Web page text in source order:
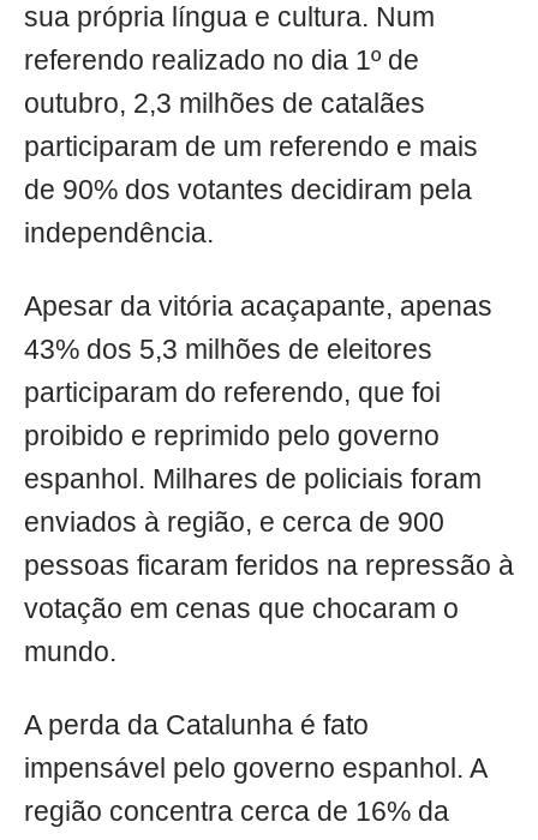
sua própria língua e cultura. Num
referendo realizado no dia 1º de
outubro, 2,3 milhões de catalães
participaram de um referendo e mais
de 90% dos votantes decidiram pela
independência.
Apesar da vitória acaçapante, apenas
43% dos 5,3 milhões de eleitores
participaram do referendo, que foi
proibido e reprimido pelo governo
espanhol. Milhares de policiais foram
enviados à região, e cerca de 900
pessoas ficaram feridos na repressão à
votação em cenas que chocaram o
mundo.
A perda da Catalunha é fato
impensável pelo governo espanhol. A
região concentra cerca de 16% da